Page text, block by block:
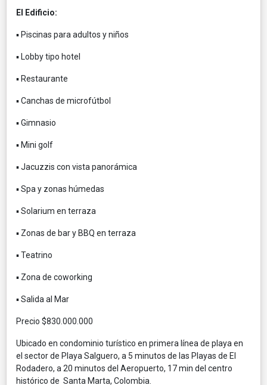
El Edificio:
▪️ Piscinas para adultos y niños
▪️ Lobby tipo hotel
▪️ Restaurante
▪️ Canchas de microfútbol
▪️ Gimnasio
▪️ Mini golf
▪️ Jacuzzis con vista panorámica
▪️ Spa y zonas húmedas
▪️ Solarium en terraza
▪️ Zonas de bar y BBQ en terraza
▪️ Teatrino
▪️ Zona de coworking
▪️ Salida al Mar
Precio $830.000.000
Ubicado en condominio turístico en primera línea de playa en
el sector de Playa Salguero, a 5 minutos de las Playas de El
Rodadero, a 20 minutos del Aeropuerto, 17 min del centro
histórico de Santa Marta, Colombia.